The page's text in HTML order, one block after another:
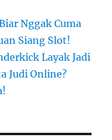
Nggak Cuma
Siang Slot!
Layak Jadi
Judi Online?